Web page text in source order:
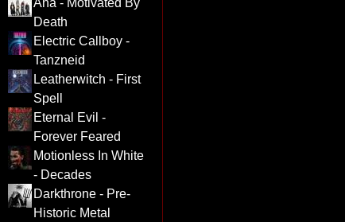
Death
Electric Callboy -
Tanzneid
Leatherwitch - First
Spell
Eternal Evil -
Forever Feared
Motionless In White
- Decades
Darkthrone - Pre-
Historic Metal